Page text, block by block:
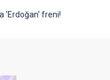
'Erdoğan' freni!